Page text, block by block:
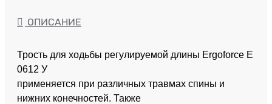
ОПИСАНИЕ
Трость для ходьбы регулируемой длины Ergoforce E
0612 У
применяется при различных травмах спины и
нижних конечностей. Также